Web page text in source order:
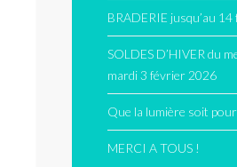
BRADERIE jusqu’au
SOLDES D’HIVER du
mardi 3 février 2026
Que la lumière soit
MERCI A TOUS !